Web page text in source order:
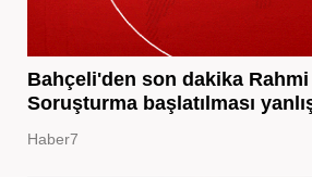
Bahçeli'den son dakika Rahmi
Soruşturma başlatılması
Haber7